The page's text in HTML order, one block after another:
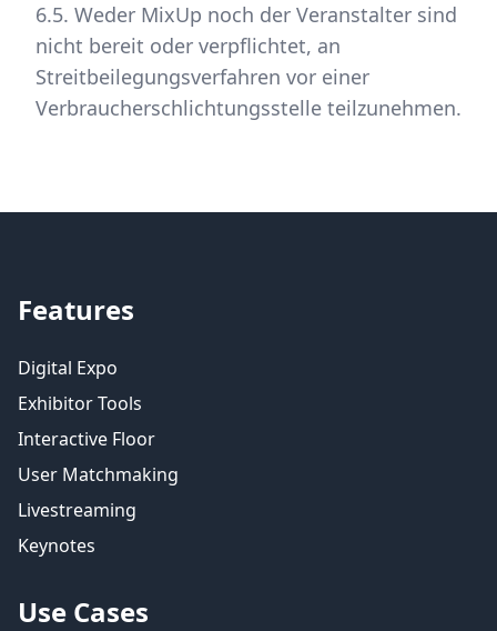
6.5. Weder MixUp noch der Veranstalter sind
nicht bereit oder verpflichtet, an
Streitbeilegungsverfahren vor einer
Verbraucherschlichtungsstelle teilzunehmen.
Features
Digital Expo
Exhibitor Tools
Interactive Floor
User Matchmaking
Livestreaming
Keynotes
Use Cases